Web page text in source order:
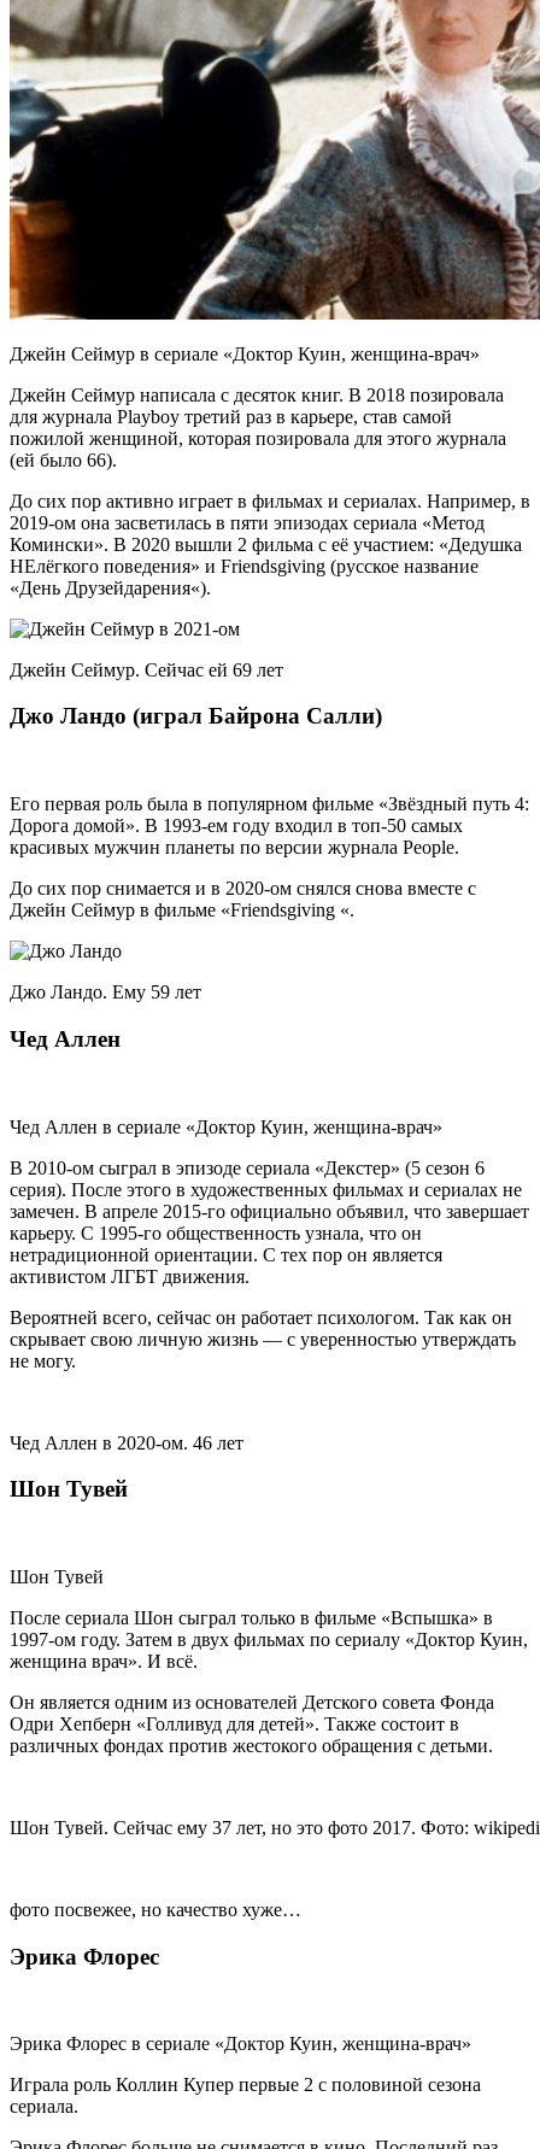
Джейн Сеймур в сериале «Доктор Куин, женщина-врач»
Джейн Сеймур написала с десяток книг. В 2018 позировала
для журнала Playboy третий раз в карьере, став самой
пожилой женщиной, которая позировала для этого журнала
(ей было 66).
До сих пор активно играет в фильмах и сериалах. Например, в
2019-ом она засветилась в пяти эпизодах сериала «Метод
Комински». В 2020 вышли 2 фильма с её участием: «Дедушка
НЕлёгкого поведения» и Friendsgiving (русское название
«День Друзейдарения«).
Джейн Сеймур. Сейчас ей 69 лет
Джо Ландо (играл Байрона Салли)
Его первая роль была в популярном фильме «Звёздный путь 4:
Дорога домой». В 1993-ем году входил в топ-50 самых
красивых мужчин планеты по версии журнала People.
До сих пор снимается и в 2020-ом снялся снова вместе с
Джейн Сеймур в фильме «Friendsgiving «.
Джо Ландо. Ему 59 лет
Чед Аллен
Чед Аллен в сериале «Доктор Куин, женщина-врач»
В 2010-ом сыграл в эпизоде сериала «Декстер» (5 сезон 6
серия). После этого в художественных фильмах и сериалах не
замечен. В апреле 2015-го официально объявил, что завершает
карьеру. C 1995-го общественность узнала, что он
нетрадиционной ориентации. С тех пор он является
активистом ЛГБТ движения.
Вероятней всего, сейчас он работает психологом. Так как он
скрывает свою личную жизнь — с уверенностью утверждать
не могу.
Чед Аллен в 2020-ом. 46 лет
Шон Тувей
Шон Тувей
После сериала Шон сыграл только в фильме «Вспышка» в
1997-ом году. Затем в двух фильмах по сериалу «Доктор Куин,
женщина врач». И всё.
Он является одним из основателей Детского совета Фонда
Одри Хепберн «Голливуд для детей». Также состоит в
различных фондах против жестокого обращения с детьми.
Шон Тувей. Сейчас ему 37 лет, но это фото 2017. Фото:
фото посвежее, но качество хуже…
Эрика Флорес
Эрика Флорес в сериале «Доктор Куин, женщина-врач»
Играла роль Коллин Купер первые 2 с половиной сезона
сериала.